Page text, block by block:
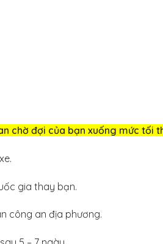
chờ đợi của bạn xuống mức tối
gia thay bạn.
công an địa phương.